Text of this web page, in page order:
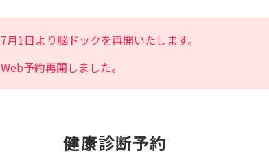
7月1日より脳ドックを再開いたします。
Web予約再開しました。
健康診断予約